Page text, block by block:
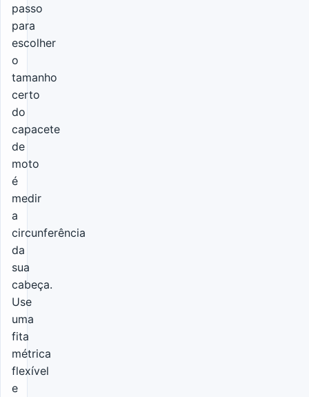
passo
para
escolher
o
tamanho
certo
do
capacete
de
moto
é
medir
a
circunferência
da
sua
cabeça.
Use
uma
fita
métrica
flexível
e